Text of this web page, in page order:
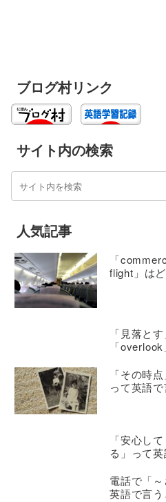
ブログ村リンク
サイト内の検索
人気記事
「
flight」は
「見落と
「
「その時
って英語で
「安心し
る」って
電話で「
英語で言う